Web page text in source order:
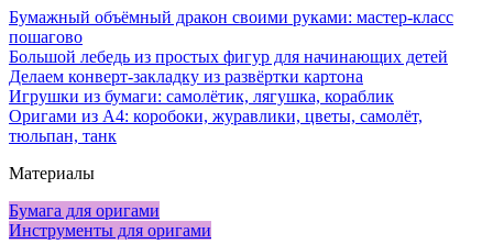
Бумажный объёмный дракон своими руками: мастер-класс
пошагово
Большой лебедь из простых фигур для начинающих детей
Делаем конверт-закладку из развёртки картона
Игрушки из бумаги: самолётик, лягушка, кораблик
Оригами из А4: коробоки, журавлики, цветы, самолёт,
тюльпан, танк
Материалы
Бумага для оригами
Инструменты для оригами